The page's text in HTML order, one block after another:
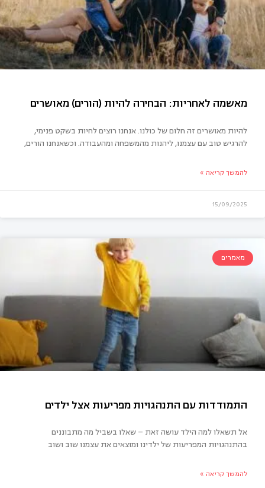
לאחריות: הבחירה להיות (הורים) מאושרים
להיות מאושרים זה חלום של כולנו. אנחנו רוצים לחיות בשקט פנימי,
להרגיש טוב עם עצמנו, ליהנות מהמשפחה ומהעבודה. וכשאנחנו הורים,
להמשך קריאה »
15/09/2025
מאמרים
אל תשאלו למה הילד עושה זאת – שאלו בשביל מה מתבוננים
בהתנהגויות המפריעות של ילדינו ומוצאים את עצמנו שוב ושוב
להמשך קריאה »